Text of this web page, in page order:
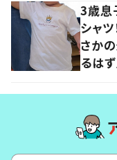
3歳息
シャ
さか
るはず